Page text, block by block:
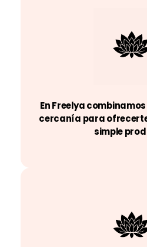
En Freelya
cercanía para
simple